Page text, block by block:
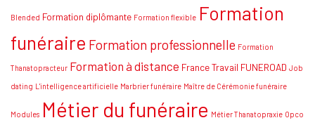
Blended Formation diplômante Formation flexible Formation
funéraire Formation professionnelle Formation
Thanatopracteur Formation à distance France Travail FUNEROAD Job
dating L'intelligence artificielle Marbrier funéraire Maître de Cérémonie funéraire
Modules Métier du funéraire Métier Thanatopraxie Opco